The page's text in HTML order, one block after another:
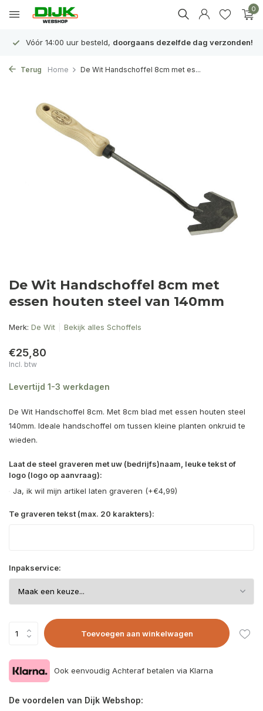
0
Vóór 14:00 uur besteld,doorgaans dezelfde dag verzonden!
Terug Home De Wit Handschoffel 8cm met es...
De Wit Handschoffel 8cm met
essen houten steel van 140mm
Merk: De Wit Bekijk alles Schoffels
€25,80
Incl. btw
Levertijd 1-3 werkdagen
De Wit Handschoffel 8cm. Met 8cm blad met essen houten steel
140mm. Ideale handschoffel om tussen kleine planten onkruid te
wieden.
Laat de steel graveren met uw (bedrijfs)naam, leuke tekst of
logo (logo op aanvraag):
Ja, ik wil mijn artikel laten graveren (+€4,99)
Te graveren tekst (max. 20 karakters):
Inpakservice:
Toevoegen aan winkelwagen
Ook eenvoudig Achteraf betalen via Klarna
De voordelen van Dijk Webshop: